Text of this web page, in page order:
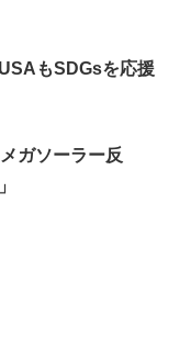
もSDGsを応援
ガソーラー反